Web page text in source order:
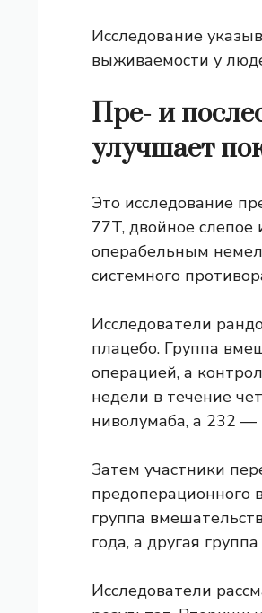
Исследование
выживаемости у
Пре- и
улучшает
Это исследование
77T, двойное
операбельным
системного
Исследователи
плацебо. Группа
операцией, а
недели в течение
ниволумаба, а 232 —
Затем участники
предоперационного
группа
года, а другая
Исследователи